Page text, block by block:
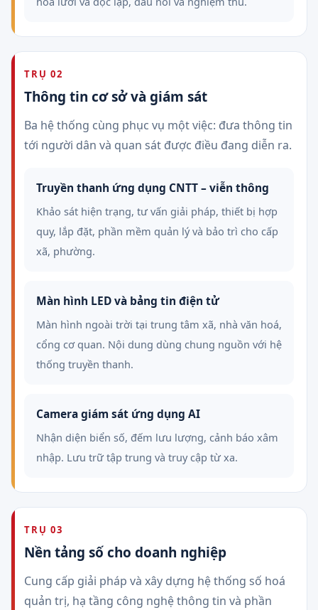
TRỤ 02
Thông tin cơ sở và giám sát
Ba hệ thống cùng phục vụ một việc: đưa thông tin
tới người dân và quan sát được điều đang diễn ra.
Truyền thanh ứng dụng CNTT – viễn thông
Khảo sát hiện trạng, tư vấn giải pháp, thiết bị hợp
quy, lắp đặt, phần mềm quản lý và bảo trì cho cấp
xã, phường.
Màn hình LED và bảng tin điện tử
Màn hình ngoài trời tại trung tâm xã, nhà văn hoá,
cổng cơ quan. Nội dung dùng chung nguồn với hệ
thống truyền thanh.
Camera giám sát ứng dụng AI
Nhận diện biển số, đếm lưu lượng, cảnh báo xâm
nhập. Lưu trữ tập trung và truy cập từ xa.
TRỤ 03
Nền tảng số cho doanh nghiệp
Cung cấp giải pháp và xây dựng hệ thống số hoá
quản trị, hạ tầng công nghệ thông tin và phần